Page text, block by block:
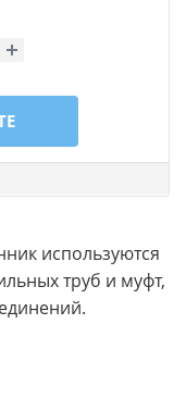
используются
труб и муфт,